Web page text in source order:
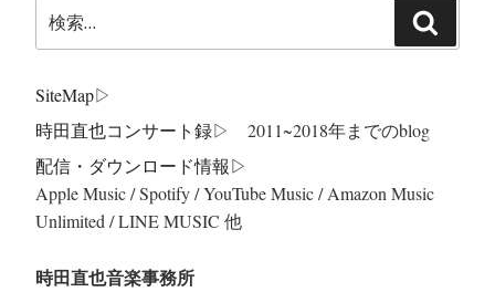
索:
索
SiteMap▷
時田直也コンサート録▷ 2011~2018年までのblog
配信・ダウンロード情報▷
Apple Music / Spotify / YouTube Music / Amazon Music
Unlimited / LINE MUSIC 他
時田直也音楽事務所